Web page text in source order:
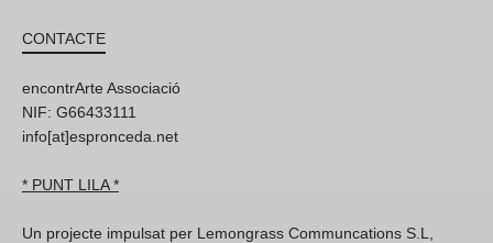
CONTACTE
encontrArte Associació
NIF: G66433111
info[at]espronceda.net
* PUNT LILA *
Un projecte impulsat per Lemongrass Communcations S.L,